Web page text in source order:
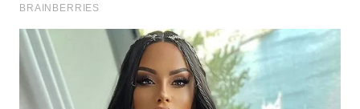
WN
Wahana